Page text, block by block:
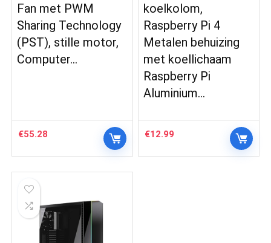
Fan met PWM
Sharing Technology
(PST), stille motor,
Computer…
€55.28
koelkolom,
Raspberry Pi 4
Metalen behuizing
met koellichaam
Raspberry Pi
Aluminium…
€12.99